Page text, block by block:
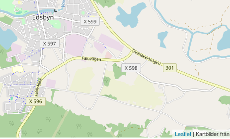
Leaflet | Kartbilder från